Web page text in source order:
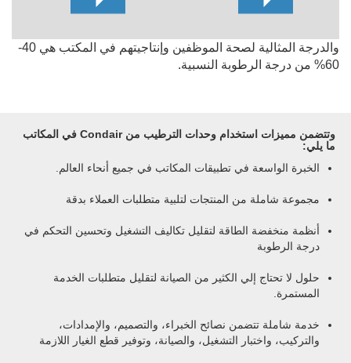
والدرجة المثالية لصحة الموظفين وإنتاجيتهم في المكتب هي 40-
60% من درجة الرطوبة النسبية.
وتتضمن مميزات استخدام وحدات الترطيب من Condair في المكاتب
ما يلي:
الخبرة الواسعة في تطبيقات المكاتب في جميع أنحاء العالم.
مجموعة شاملة من المنتجات لتلبية متطلبات العملاء بدقة
أنظمة منخفضة الطاقة لتقليل تكاليف التشغيل وتحسين التحكم في
درجة الرطوبة
حلول لا تحتاج إلي الكثير من الصيانة لتقليل متطلبات الخدمة
المستمرة.
خدمة شاملة تتضمن نصائح الخبراء، والتصميم، والإمدادات،
والتركيب، واختبار التشغيل، والصيانة، وتوفير قطع الغيار اللازمة